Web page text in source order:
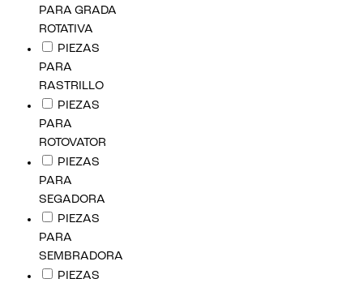
PARA GRADA
ROTATIVA
PIEZAS
PARA
RASTRILLO
PIEZAS
PARA
ROTOVATOR
PIEZAS
PARA
SEGADORA
PIEZAS
PARA
SEMBRADORA
PIEZAS